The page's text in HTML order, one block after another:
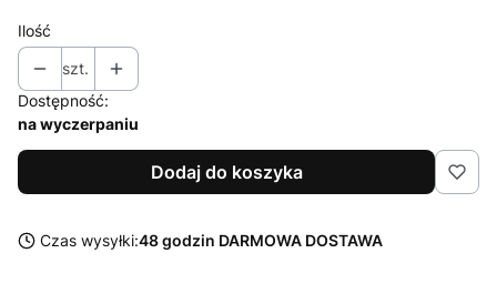
Ilość
szt.
Dostępność:
na wyczerpaniu
Dodaj do koszyka
Czas wysyłki:48 godzin DARMOWA DOSTAWA